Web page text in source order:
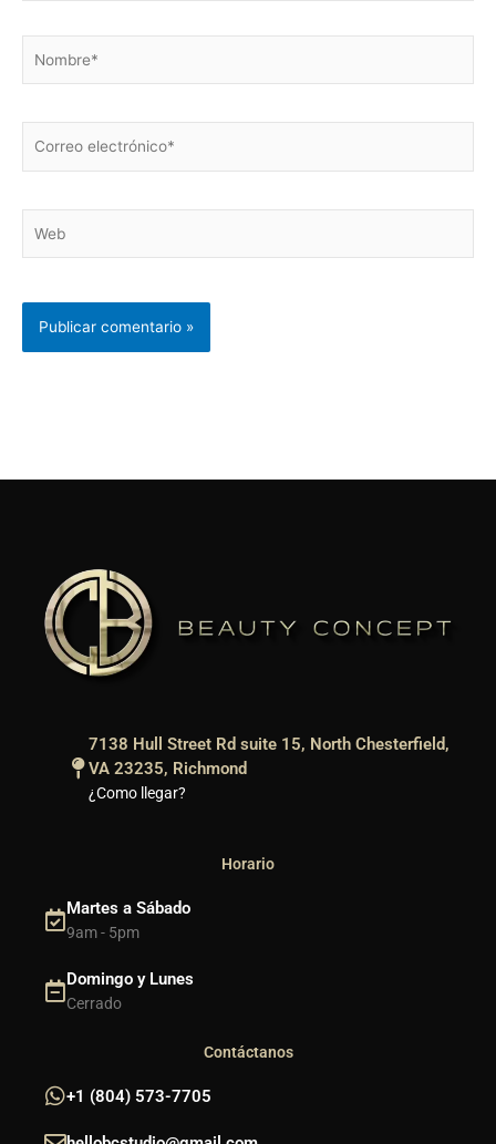
electrónico*
7138 Hull Street Rd suite 15, North Chesterfield,
VA 23235, Richmond
¿Como llegar?
Horario
Martes a Sábado
9am - 5pm
Domingo y Lunes
Cerrado
Contáctanos
+1 (804) 573-7705